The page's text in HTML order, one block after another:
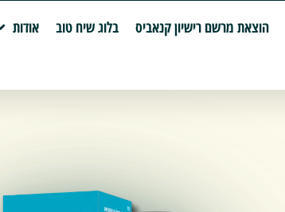
הוצאת מרשם רישיון קנאביס בלוג שיח טוב
אודות